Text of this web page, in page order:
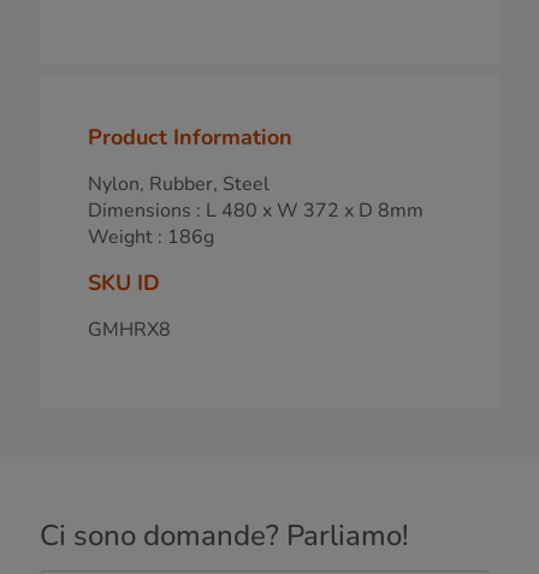
Product Information
Nylon, Rubber, Steel
Dimensions : L 480 x W 372 x D 8mm
Weight : 186g
SKU ID
GMHRX8
Ci sono domande? Parliamo!